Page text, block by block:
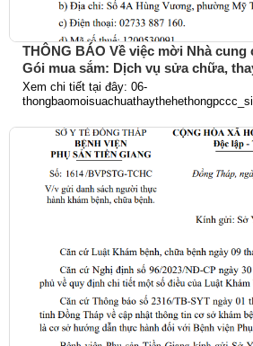
THÔNG BÁO Về việc mời Nhà
Gói mua sắm: Dịch vụ sửa chữa,
cháy
Xem chi tiết tại đây: 06-